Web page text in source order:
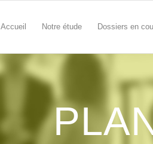
Accueil Notre étude Dossiers en